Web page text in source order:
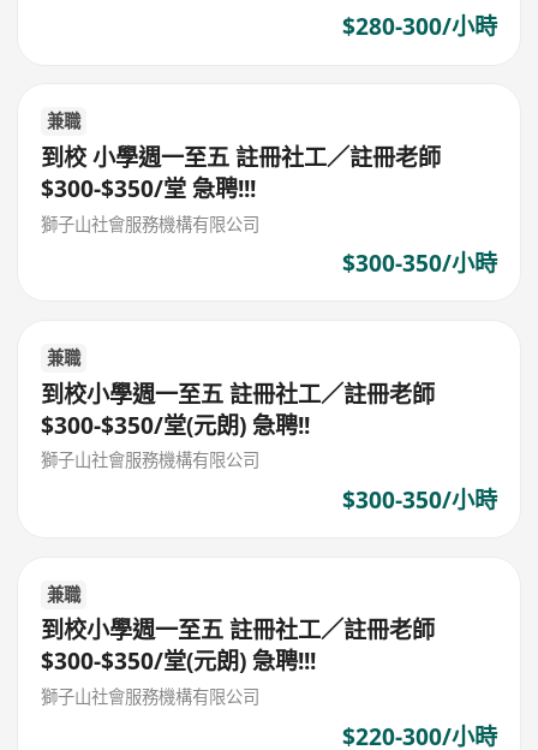
$280-300/小時
兼職
到校 小學週一至五 註冊社工／註冊老師
$300-$350/堂 急聘!!!
獅子山社會服務機構有限公司
$300-350/小時
兼職
到校小學週一至五 註冊社工／註冊老師
$300-$350/堂(元朗) 急聘!!
獅子山社會服務機構有限公司
$300-350/小時
兼職
到校小學週一至五 註冊社工／註冊老師
$300-$350/堂(元朗) 急聘!!!
獅子山社會服務機構有限公司
$220-300/小時